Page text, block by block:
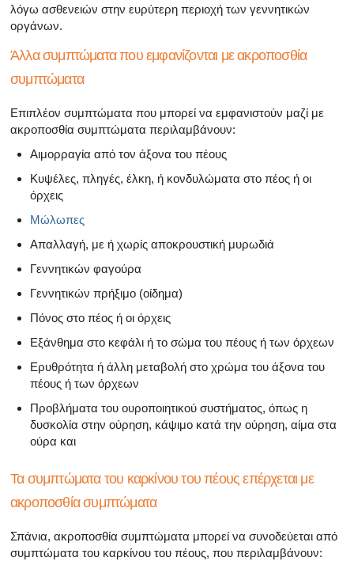
Όλα τα άρθρα σχετικά με το πώς η καρδιά σας
Όλα τα άρθρα για το αρσενικό αναπαραγωγικό σύστημα
Όλα τα άρθρα για τη στυτική δυσλειτουργία
Όλα τα άρθρα για τα σεξουαλικώς μεταδιδόμενα
Όλα τα άρθρα σχετικά με τη διαχείριση της σκλήρυνσης
λόγω ασθενειών στην ευρύτερη περιοχή των γεννητικών
οργάνων.
Άλλα συμπτώματα που εμφανίζονται με ακροποσθία
συμπτώματα
Επιπλέον συμπτώματα που μπορεί να εμφανιστούν μαζί με
ακροποσθία συμπτώματα περιλαμβάνουν:
Αιμορραγία από τον άξονα του πέους
Κυψέλες, πληγές, έλκη, ή κονδυλώματα στο πέος ή οι
όρχεις
Μώλωπες
Απαλλαγή, με ή χωρίς αποκρουστική μυρωδιά
Γεννητικών φαγούρα
Γεννητικών πρήξιμο (οίδημα)
Πόνος στο πέος ή οι όρχεις
Εξάνθημα στο κεφάλι ή το σώμα του πέους ή των όρχεων
Ερυθρότητα ή άλλη μεταβολή στο χρώμα του άξονα του
πέους ή των όρχεων
Προβλήματα του ουροποιητικού συστήματος, όπως η
δυσκολία στην ούρηση, κάψιμο κατά την ούρηση, αίμα στα
ούρα και
Τα συμπτώματα του καρκίνου του πέους επέρχεται με
ακροποσθία συμπτώματα
Σπάνια, ακροποσθία συμπτώματα μπορεί να συνοδεύεται από
συμπτώματα του καρκίνου του πέους, που περιλαμβάνουν: